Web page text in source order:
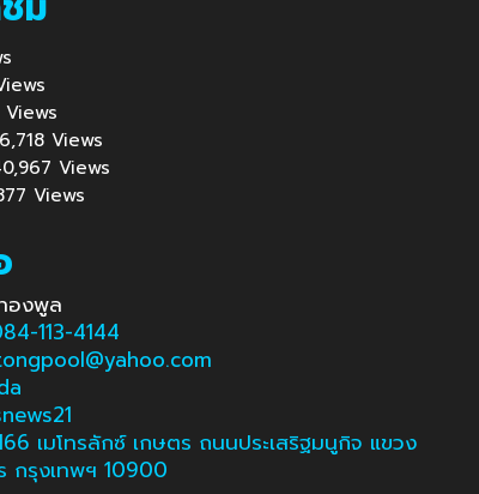
Views
Views
Views
Views
องพูล
113-4144
เมโทรลักซ์ เกษตร ถนนประเสริฐมนูกิจ แขวง
กรุงเทพฯ 10900